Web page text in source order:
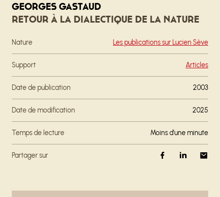
Georges Gastaud
Retour à la dialectique de la nature
Nature Les publications sur Lucien Sève
Support Articles
Date de publication 2003
Date de modification 2025
Temps de lecture moins d'une minute
Partager sur